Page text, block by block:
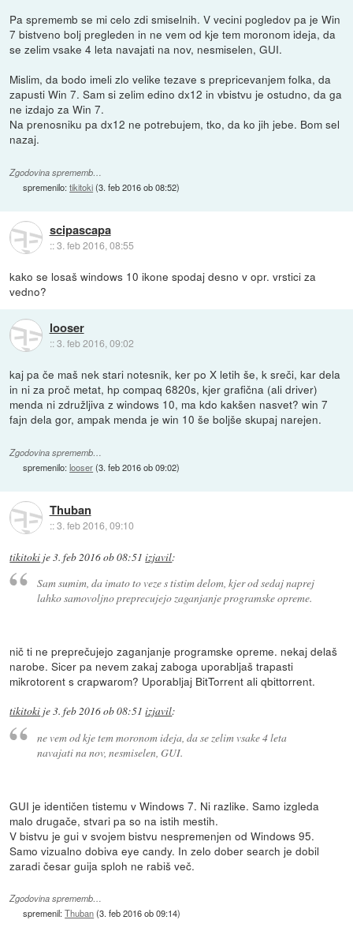
Pa sprememb se mi celo zdi smiselnih. V vecini pogledov pa je Win
7 bistveno bolj pregleden in ne vem od kje tem moronom ideja, da
se zelim vsake 4 leta navajati na nov, nesmiselen, GUI.
Mislim, da bodo imeli zlo velike tezave s prepricevanjem folka, da
zapusti Win 7. Sam si zelim edino dx12 in vbistvu je ostudno, da ga
ne izdajo za Win 7.
Na prenosniku pa dx12 ne potrebujem, tko, da ko jih jebe. Bom sel
nazaj.
Zgodovina sprememb…
spremenilo:tikitoki(3. feb 2016 ob 08:52)
scipascapa
::3. feb 2016, 08:55
kako se losaš windows 10 ikone spodaj desno v opr. vrstici za
vedno?
looser
::3. feb 2016, 09:02
kaj pa če maš nek stari notesnik, ker po X letih še, k sreči, kar dela
in ni za proč metat, hp compaq 6820s, kjer grafična (ali driver)
menda ni združljiva z windows 10, ma kdo kakšen nasvet? win 7
fajn dela gor, ampak menda je win 10 še boljše skupaj narejen.
Zgodovina sprememb…
spremenilo:looser(3. feb 2016 ob 09:02)
Thuban
::3. feb 2016, 09:10
tikitoki je3. feb 2016 ob 08:51 izjavil:
Sam sumim, da imato to veze s tistim delom, kjer od sedaj naprej
lahko samovoljno preprecujejo zaganjanje programske opreme.
nič ti ne preprečujejo zaganjanje programske opreme. nekaj delaš
narobe. Sicer pa nevem zakaj zaboga uporabljaš trapasti
mikrotorent s crapwarom? Uporabljaj BitTorrent ali qbittorrent.
tikitoki je3. feb 2016 ob 08:51 izjavil:
ne vem od kje tem moronom ideja, da se zelim vsake 4 leta
navajati na nov, nesmiselen, GUI.
GUI je identičen tistemu v Windows 7. Ni razlike. Samo izgleda
malo drugače, stvari pa so na istih mestih.
V bistvu je gui v svojem bistvu nespremenjen od Windows 95.
Samo vizualno dobiva eye candy. In zelo dober search je dobil
zaradi česar guija sploh ne rabiš več.
Zgodovina sprememb…
spremenil:Thuban(3. feb 2016 ob 09:14)